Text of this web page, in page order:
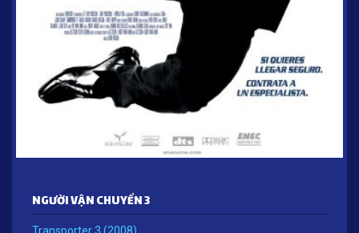
NGƯỜI VẬN CHUYỂN 3
Transporter 3 (2008)